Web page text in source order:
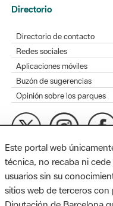
Directorio
Directorio de contacto
Redes sociales
Aplicaciones móviles
Buzón de sugerencias
Opinión sobre los parques
MAPA WEB AVISO LEGAL
Diputación de Barcelona.
08005 Barcelona. Tel. 934
Este portal web
técnica, no recaba ni
usuarios sin su
sitios web de terceros con